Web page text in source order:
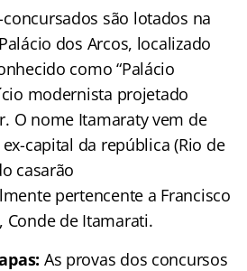
são lotados na
dos Arcos, localizado
como “Palácio
modernista projetado
O nome Itamaraty vem de
capital da república (Rio de
casarão
pertencente a Francisco
Conde de Itamarati.
As provas dos concursos